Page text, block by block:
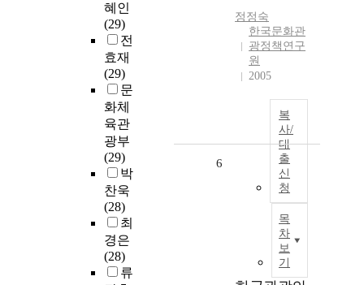
혜인
(29)
전
효재
(29)
문
화체
육관
광부
(29)
박
찬욱
(28)
최
경은
(28)
류
정정숙
한국문화관
광정책연구
원
2005
복
사/
대
출
신
청
목
차
보
기
6